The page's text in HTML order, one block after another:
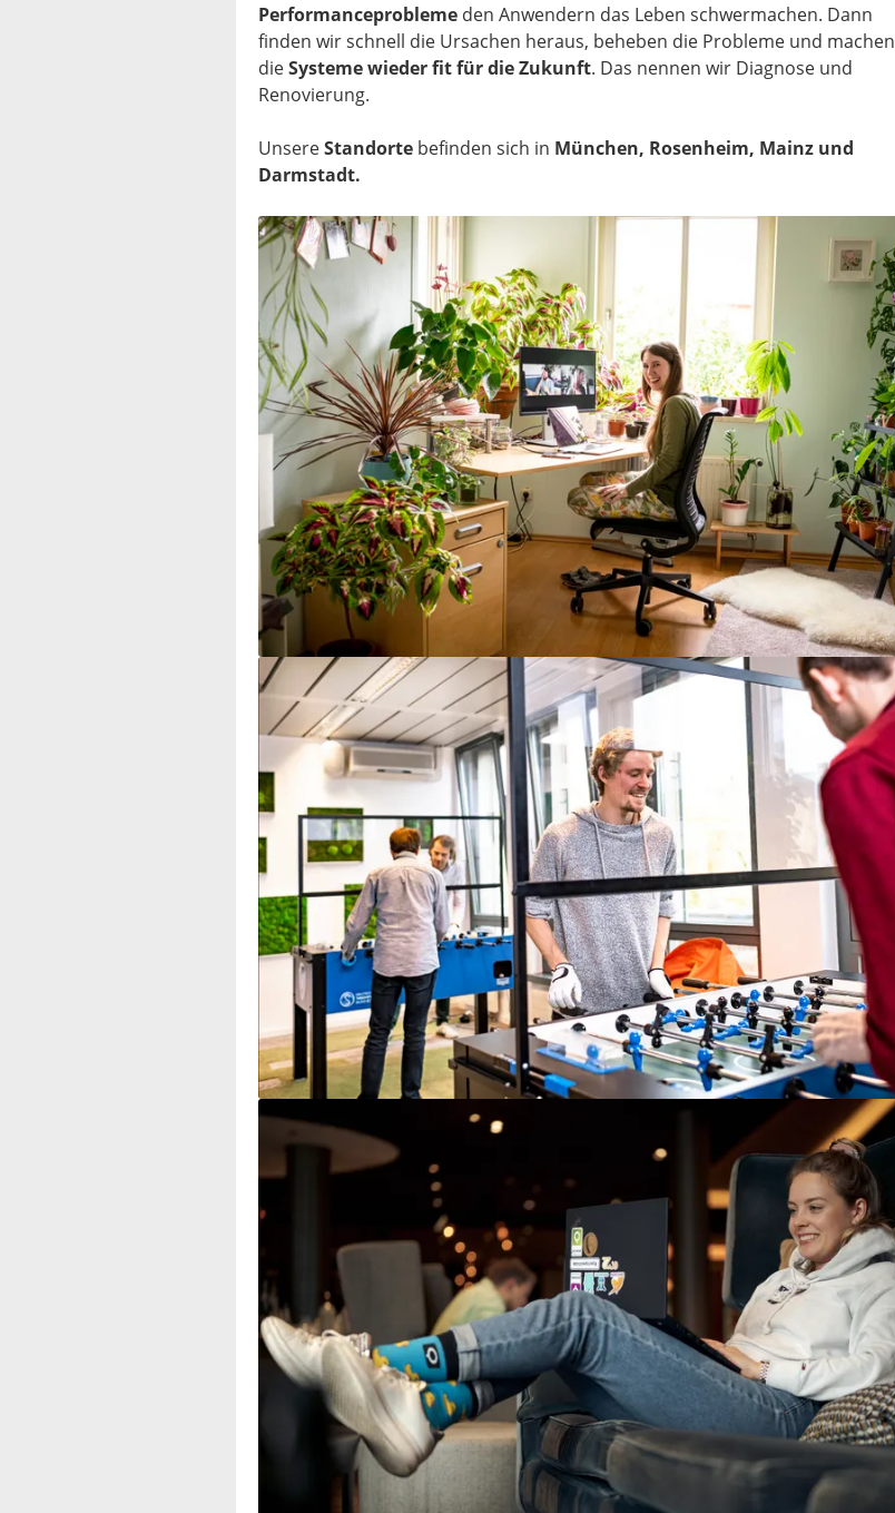
Performanceprobleme den Anwendern das Leben schwermachen. Dann
finden wir schnell die Ursachen heraus, beheben die Probleme und machen
die Systeme wieder fit für die Zukunft. Das nennen wir Diagnose und
Renovierung.
Unsere Standorte befinden sich in München, Rosenheim, Mainz und
Darmstadt.